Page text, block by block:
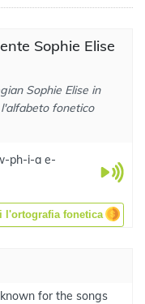
Sophie Elise
Sophie Elise in
fonetico
ph-i-a e-
l'ortografia fonetica
for the songs